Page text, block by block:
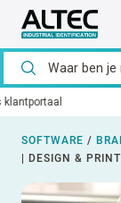
Ons
SOFTWARE /
| DESIGN &